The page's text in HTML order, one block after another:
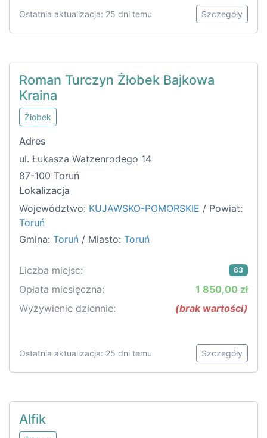
Ostatnia aktualizacja: 25 dni temu Szczegóły
Roman Turczyn Żłobek Bajkowa
Kraina
Żłobek
Adres
ul. Łukasza Watzenrodego 14
87-100 Toruń
Lokalizacja
Województwo: KUJAWSKO-POMORSKIE / Powiat:
Toruń
Gmina: Toruń / Miasto: Toruń
Liczba miejsc: 63
Opłata miesięczna:
1 850,00 zł
Wyżywienie dziennie:
(brak wartości)
Ostatnia aktualizacja: 25 dni temu Szczegóły
Alfik